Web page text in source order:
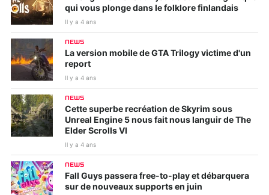
qui vous plonge dans le folklore finlandais
Il y a 4 ans
NEWS
La version mobile de GTA Trilogy victime d'un
report
Il y a 4 ans
NEWS
Cette superbe recréation de Skyrim sous
Unreal Engine 5 nous fait nous languir de The
Elder Scrolls VI
Il y a 4 ans
NEWS
Fall Guys passera free-to-play et débarquera
sur de nouveaux supports en juin